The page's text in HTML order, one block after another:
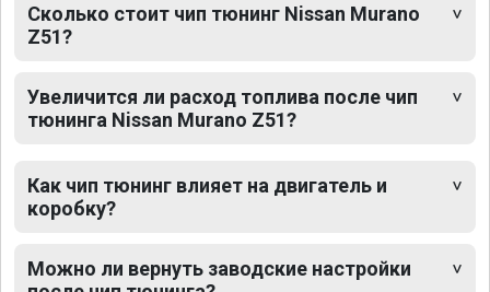
Сколько стоит чип тюнинг Nissan Murano
Z51?
Увеличится ли расход топлива после чип
тюнинга Nissan Murano Z51?
Как чип тюнинг влияет на двигатель и
коробку?
Можно ли вернуть заводские настройки